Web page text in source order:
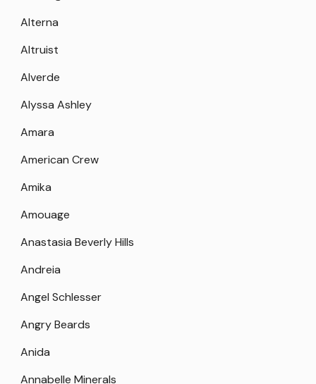
Alterna
Altruist
Alverde
Alyssa Ashley
Amara
American Crew
Amika
Amouage
Anastasia Beverly Hills
Andreia
Angel Schlesser
Angry Beards
Anida
Annabelle Minerals